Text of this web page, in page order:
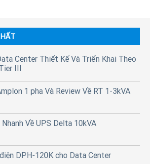
Center Thiết Kế Và Triển Khai Theo
III
1 pha Và Review Về RT 1-3kVA
Nhanh Về UPS Delta 10kVA
DPH-120K cho Data Center